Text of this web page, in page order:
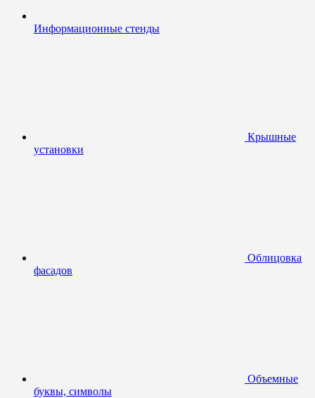
Информационные стенды
Крышные
установки
Облицовка
фасадов
Объемные
буквы, символы